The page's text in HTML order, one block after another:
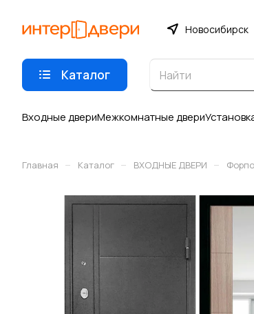
Новосибирск
Каталог
Входные двериМежкомнатные двери
Главная – Каталог – ВХОДНЫЕ ДВЕРИ –